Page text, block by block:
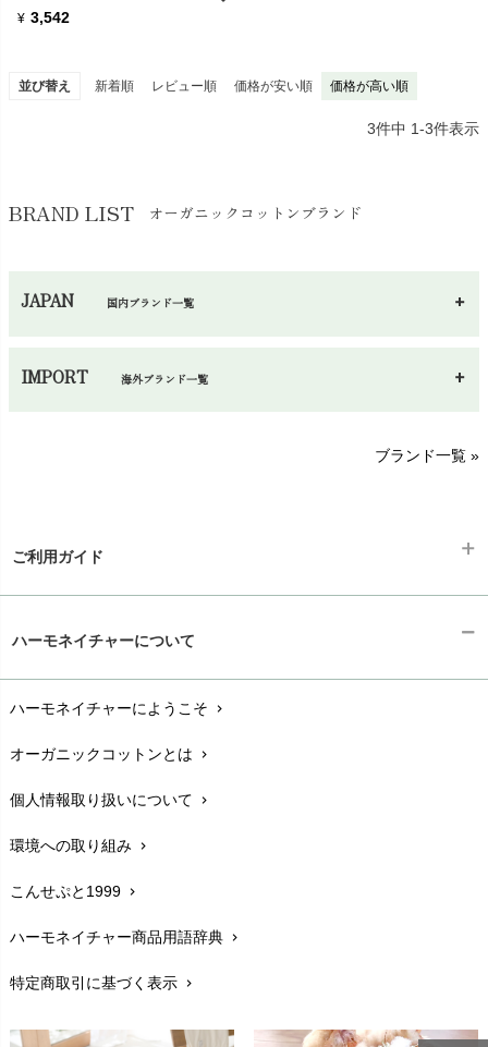
¥ 3,542
並び替え 新着順 レビュー順 価格が安い順 価格が高い順
3件中 1-3件表示
BRAND LIST オーガニックコットンブランド
JAPAN 国内ブランド一覧
生活アートクラブ
nanadecor（ナナデェコール）
ぬくぐるみ工房
Haruulala（ハルウララ）
Pantyliners Organics（パンティライナーズ）
plantia（プランティア）
PRISTINE（プリスティン）
IMPORT海外ブランド一覧
kidscase（キッズケース）
LITTLE INDIANS（リトルインディアンズ）
maggies（マギーズ）
MAINIO（マイニオ）
MAUD N LIL（モード・ン・リル）
maxomorra（マクソモーラ）
Molo（モロ）
My Little Cozmo（マイリトルコズモ）
NATURAPURA（ナチュラプラ）
ブランド一覧 »
ご利用ガイド
配送と送料chevron_right
在庫状況と発送予定chevron_right
サイズ・寸法chevron_right
生地・素材chevron_right
お手入れについて
レビューを書こうchevron_right
返品交換chevron_right
FAXでのご注文
ハーモネイチャーについて
ハーモネイチャーにようこそ chevron_right
オーガニックコットンとは chevron_right
個人情報取り扱いについて chevron_right
環境への取り組み chevron_right
こんせぷと1999 chevron_right
ハーモネイチャー商品用語辞典 chevron_right
特定商取引に基づく表示 chevron_right